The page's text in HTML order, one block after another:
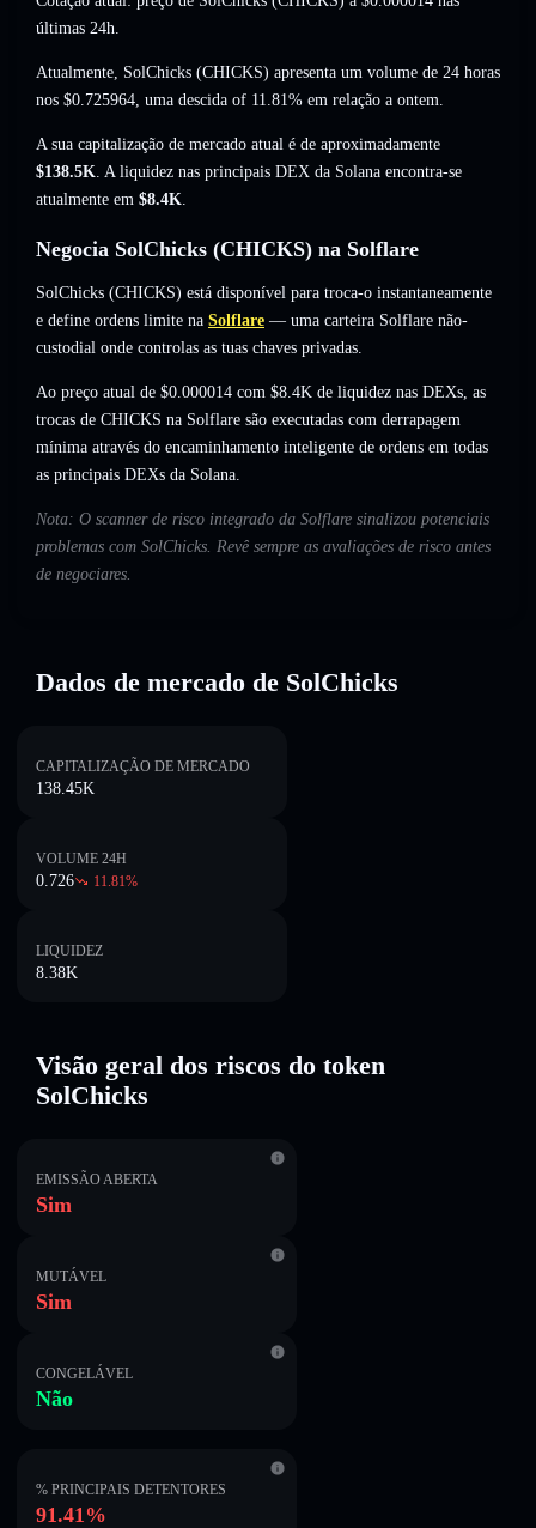
últimas 24h.
Atualmente, SolChicks (CHICKS) apresenta um volume de 24 horas
nos $0.725964, uma descida of 11.81% em relação a ontem.
A sua capitalização de mercado atual é de aproximadamente
$138.5K. A liquidez nas principais DEX da Solana encontra-se
atualmente em $8.4K.
Negocia SolChicks (CHICKS) na Solflare
SolChicks (CHICKS) está disponível para troca-o instantaneamente
e define ordens limite na Solflare — uma carteira Solflare não-
custodial onde controlas as tuas chaves privadas.
Ao preço atual de $0.000014 com $8.4K de liquidez nas DEXs, as
trocas de CHICKS na Solflare são executadas com derrapagem
mínima através do encaminhamento inteligente de ordens em todas
as principais DEXs da Solana.
Nota: O scanner de risco integrado da Solflare sinalizou potenciais
problemas com SolChicks. Revê sempre as avaliações de risco antes
de negociares.
Dados de mercado de SolChicks
CAPITALIZAÇÃO DE MERCADO
138.45K
VOLUME 24H
0.726 11.81%
LIQUIDEZ
8.38K
Visão geral dos riscos do token
SolChicks
EMISSÃO ABERTA
Sim
MUTÁVEL
Sim
CONGELÁVEL
Não
% PRINCIPAIS DETENTORES
91.41%